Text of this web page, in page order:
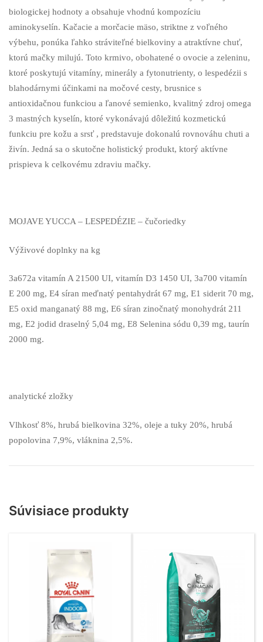
biologickej hodnoty a obsahuje vhodnú kompozíciu
aminokyselín. Kačacie a morčacie mäso, striktne z voľného
výbehu, ponúka ľahko stráviteľné bielkoviny a atraktívne chuť,
ktorú mačky milujú. Toto krmivo, obohatené o ovocie a zeleninu,
ktoré poskytujú vitamíny, minerály a fytonutrienty, o lespedézii s
blahodárnymi účinkami na močové cesty, brusnice s
antioxidačnou funkciou a ľanové semienko, kvalitný zdroj omega
3 mastných kyselín, ktoré vykonávajú dôležitú kozmetickú
funkciu pre kožu a srsť , predstavuje dokonalú rovnováhu chuti a
živín. Jedná sa o skutočne holistický produkt, ktorý aktívne
prispieva k celkovému zdraviu mačky.
MOJAVE YUCCA – LESPEDÉZIE – čučoriedky
Výživové doplnky na kg
3a672a vitamín A 21500 UI, vitamín D3 1450 UI, 3a700 vitamín
E 200 mg, E4 síran meďnatý pentahydrát 67 mg, E1 siderit 70 mg,
E5 oxid manganatý 88 mg, E6 síran zinočnatý monohydrát 211
mg, E2 jodid draselný 5,04 mg, E8 Selenina sódu 0,39 mg, taurín
2000 mg.
analytické zložky
Vlhkosť 8%, hrubá bielkovina 32%, oleje a tuky 20%, hrubá
popolovina 7,9%, vláknina 2,5%.
Súvisiace produkty